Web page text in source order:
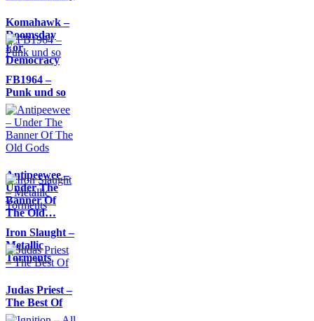
Komahawk –
Doomsday
For
Democracy
FB1964 –
Punk und so
Antipeewee –
Under The
Banner Of
The Old…
Iron Slaught –
Metallic
Torments
Judas Priest –
The Best Of